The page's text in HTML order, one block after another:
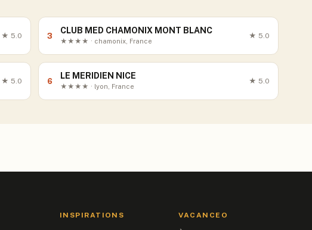
★ 5.0 3
CLUB MED CHAMONIX MONT BLANC
★★★★ · chamonix, France
★ 5.0
★ 5.0 6
LE MERIDIEN NICE
★★★★ · lyon, France
★ 5.0
INSPIRATIONS VACANCEO